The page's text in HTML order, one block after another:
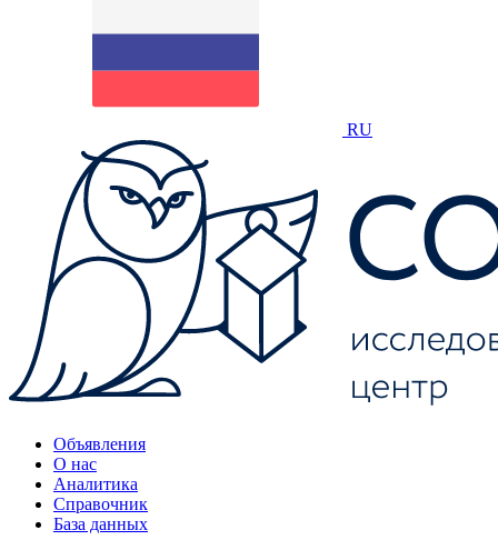
RU
Объявления
О нас
Аналитика
Справочник
База данных